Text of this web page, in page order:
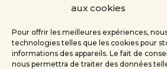
aux cookies
Pour offrir les meilleures expériences,
technologies telles que les cookies pour
informations des appareils. Le fait de
nous permettra de traiter des données
Présidente de la
mots
Genève